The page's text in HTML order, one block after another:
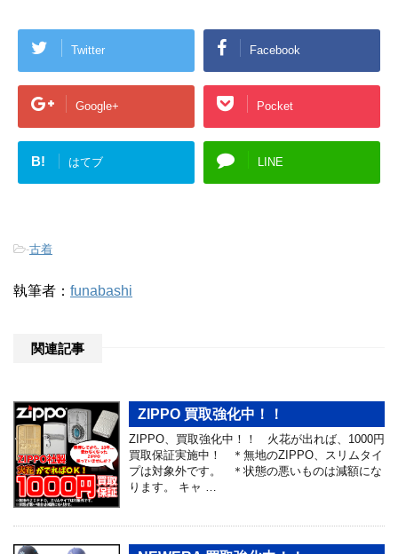
Twitter Facebook
Google+ Pocket
B! はてブ LINE
-古着
執筆者： funabashi
関連記事
ZIPPO 買取強化中！！
ZIPPO、買取強化中！！ 火花が出れば、1000円
買取保証実施中！ ＊無地のZIPPO、スリムタイ
プは対象外です。 ＊状態の悪いものは減額にな
ります。 キャ …